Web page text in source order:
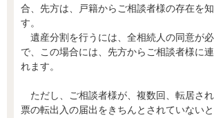
合、先方は、戸籍からご相談者様の存在を
す。
遺産分割を行うには、全相続人の同意が
で、この場合には、先方からご相談者様に
れます。
ただし、ご相談者様が、複数回、転居さ
票の転出入の届出をきちんとされていない